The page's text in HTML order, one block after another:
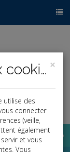
a
×
Politique relative aux cookies
utilise des
connecter
(veille,
également
et vous
Vous